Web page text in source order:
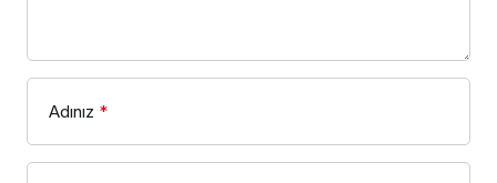
Adınız *